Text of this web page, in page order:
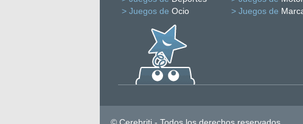
> Juegos de Ocio > Juegos de